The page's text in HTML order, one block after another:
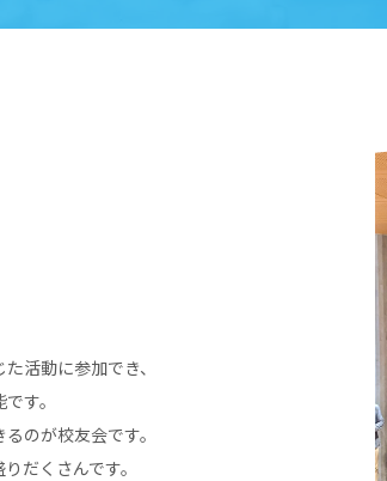
活動に参加でき、
す。
のが校友会です。
だくさんです。